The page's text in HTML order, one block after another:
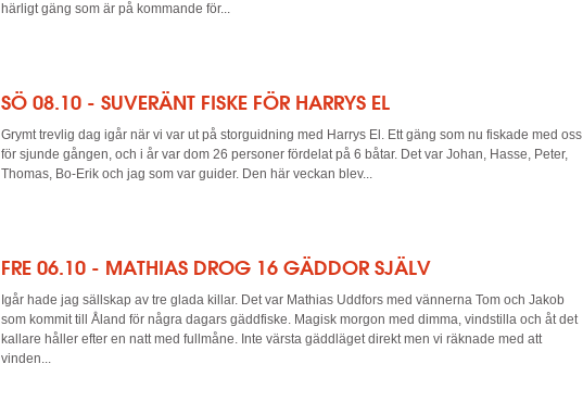
härligt gäng som är på kommande för...
SÖ 08.10 - SUVERÄNT FISKE FÖR HARRYS EL
Grymt trevlig dag igår när vi var ut på storguidning med Harrys El. Ett gäng som nu fiskade med oss
för sjunde gången, och i år var dom 26 personer fördelat på 6 båtar. Det var Johan, Hasse, Peter,
Thomas, Bo-Erik och jag som var guider. Den här veckan blev...
FRE 06.10 - MATHIAS DROG 16 GÄDDOR SJÄLV
Igår hade jag sällskap av tre glada killar. Det var Mathias Uddfors med vännerna Tom och Jakob
som kommit till Åland för några dagars gäddfiske. Magisk morgon med dimma, vindstilla och åt det
kallare håller efter en natt med fullmåne. Inte värsta gäddläget direkt men vi räknade med att
vinden...